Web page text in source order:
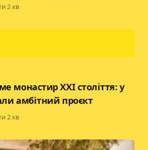
2 хв
монастир XXI століття: у
амбітний проєкт
2 хв